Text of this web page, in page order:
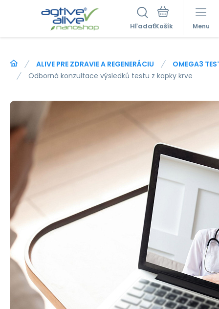
Hľadať Menu
ALIVE PRE ZDRAVIE A REGENERÁCIU
OMEGA3
Odborná konzultace výsledků testu z kapky krve